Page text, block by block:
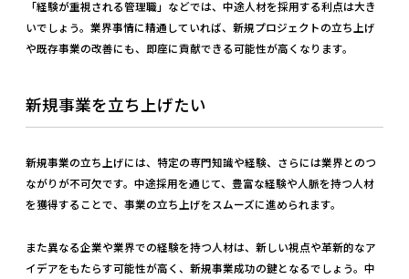
「経験が重視される管理職」などでは、中途人材を採用する利点は大き
いでしょう。業界事情に精通していれば、新規プロジェクトの立ち上げ
や既存事業の改善にも、即座に貢献できる可能性が高くなります。
新規事業を立ち上げたい
新規事業の立ち上げには、特定の専門知識や経験、さらには業界とのつ
ながりが不可欠です。中途採用を通じて、豊富な経験や人脈を持つ人材
を獲得することで、事業の立ち上げをスムーズに進められます。
また異なる企業や業界での経験を持つ人材は、新しい視点や革新的なア
イデアをもたらす可能性が高く、新規事業成功の鍵となるでしょう。中